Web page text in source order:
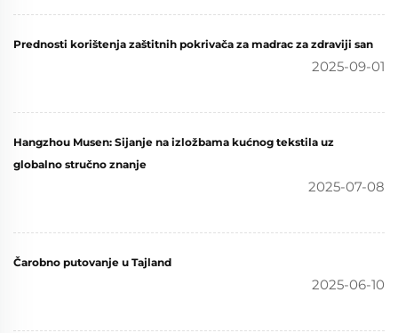
Prednosti korištenja zaštitnih pokrivača za madrac za zdraviji san
2025-09-01
Hangzhou Musen: Sijanje na izložbama kućnog tekstila uz
globalno stručno znanje
2025-07-08
Čarobno putovanje u Tajland
2025-06-10